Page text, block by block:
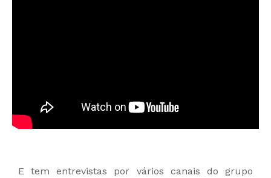
E tem entrevistas por vários canais do grupo